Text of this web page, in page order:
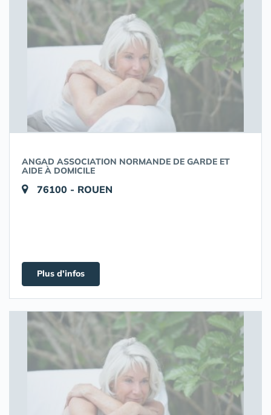
ANGAD ASSOCIATION NORMANDE DE GARDE ET
AIDE À DOMICILE
76100 - ROUEN
Plus d'infos